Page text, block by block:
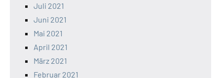
Juli 2021
Juni 2021
Mai 2021
April 2021
März 2021
Februar 2021